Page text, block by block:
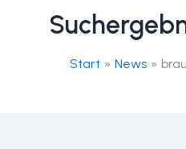
Start News